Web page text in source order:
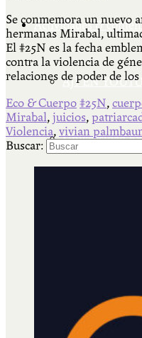
Actividades &
AJÍ EN
Universidad
Cátedra
Se conmemora un nuevo
hermanas Mirabal,
El #25N es la fecha
contra la violencia de
relaciones de poder de
Eco & Cuerpo #25N,
Mirabal, juicios,
Violencia, vivian
Buscar: